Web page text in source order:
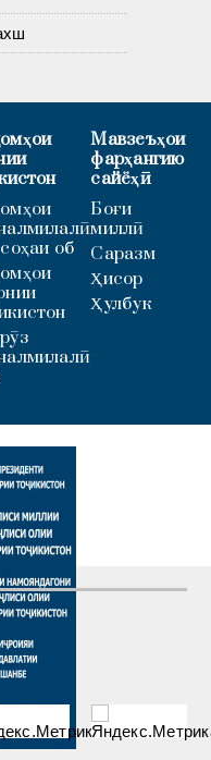
об
Мавзеъҳои
фарҳангию
сайёҳӣ
Боғи
миллӣ
Саразм
Ҳисор
Ҳулбук